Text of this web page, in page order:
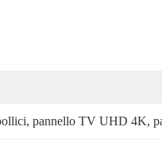
, pannello TV UHD 4K,